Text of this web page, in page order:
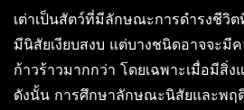
เต่าเป็นสัตว์ที่มีลักษณะการดำรงชีวิ
มีนิสัยเงียบสงบ แต่บางชนิดอาจจะมี
ก้าวร้าวมากกว่า โดยเฉพาะเมื่อมีสิ่
ดังนั้น การศึกษาลักษณะนิสัยและพฤ